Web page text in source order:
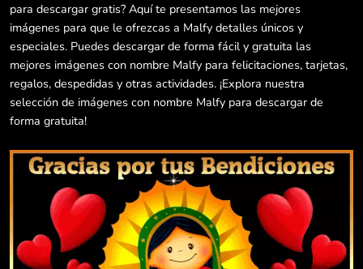
para descargar gratis? Aquí te presentamos las mejores
imágenes para que le ofrezcas a Malfy detalles únicos y
especiales. Puedes descargar de forma fácil y gratuita las
mejores imágenes con nombre Malfy para felicitaciones, tarjetas,
regalos, despedidas y otras actividades. ¡Explora nuestra
selección de imágenes con nombre Malfy para descargar de
forma gratuita!